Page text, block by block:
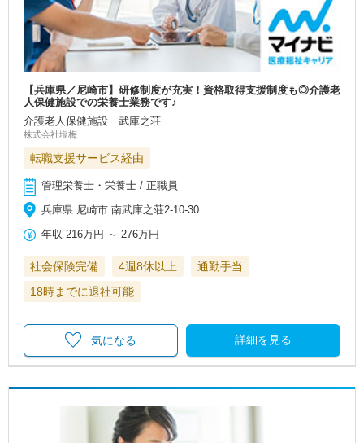
【兵庫県／尼崎市】研修制度が充実！資格取得支援制度も◎介護老
人保健施設での栄養士業務です♪
介護老人保健施設 武庫之荘
株式会社塩梅
転職支援サービス経由
管理栄養士・栄養士 / 正職員
兵庫県 尼崎市 南武庫之荘2-10-30
年収 216万円 ～276万円
社会保険完備 4週8休以上
通勤手当
18時までに退社可能
詳細を見る
気になる